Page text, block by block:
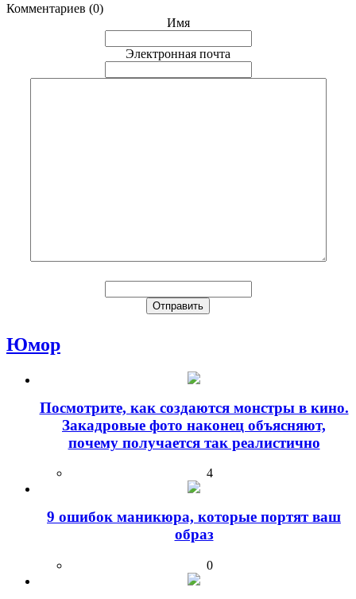
Комментариев (0)
Имя
Электронная почта
Юмор
Посмотрите, как создаются монстры в кино.
Закадровые фото наконец объясняют,
почему получается так реалистично
4
9 ошибок маникюра, которые портят ваш
образ
0